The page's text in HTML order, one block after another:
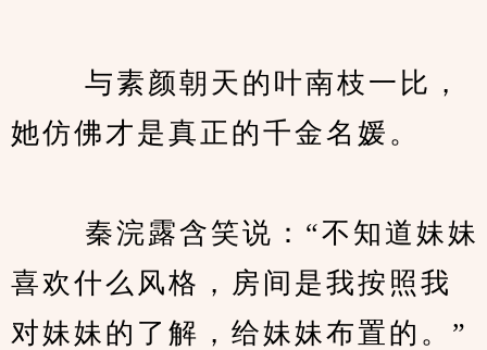
与素颜朝天的叶南枝一比，
她仿佛才是真正的千金名媛。
秦浣露含笑说：“不知道妹妹
喜欢什么风格，房间是我按照我
对妹妹的了解，给妹妹布置的。”